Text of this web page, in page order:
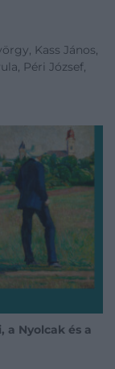
Kass János,
Péri József,
a Nyolcak és a